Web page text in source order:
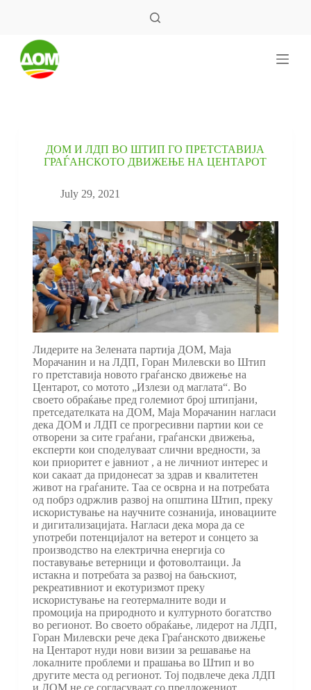
ДОМ И ЛДП ВО ШТИП ГО ПРЕТСТАВИЈА
ГРАЃАНСКОТO ДВИЖЕЊЕ НА ЦЕНТАРОТ
July 29, 2021
Лидерите на Зелената партија ДОМ, Маја
Морачанин и на ЛДП, Горан Милевски во Штип
го претставија новото граѓанско движење на
Центарот, со мотото „Излези од маглата“. Во
своето обраќање пред големиот број штипјани,
претседателката на ДОМ, Маја Морачанин нагласи
дека ДОМ и ЛДП се прогресивни партии кои се
отворени за сите граѓани, граѓански движења,
експерти кои споделуваат слични вредности, за
кои приоритет е јавниот , а не личниот интерес и
кои сакаат да придонесат за здрав и квалитетен
живот на граѓаните. Таа се осврна и на потребата
од побрз одржлив развој на општина Штип, преку
искористување на научните сознанија, иновациите
и дигитализацијата. Нагласи дека мора да се
употреби потенцијалот на ветерот и сонцето за
производство на електрична енергија со
поставување ветерници и фотоволтаици. Ја
истакна и потребата за развој на бањскиот,
рекреативниот и екотуризмот преку
искористување на геотермалните води и
промоција на природното и културното богатство
во регионот. Во своето обраќање, лидерот на ЛДП,
Горан Милевски рече дека Граѓанското движење
на Центарот нуди нови визии за решавање на
локалните проблеми и прашања во Штип и во
другите места од регионот. Тој подвлече дека ЛДП
и ДОМ не се согласуваат со предложениот